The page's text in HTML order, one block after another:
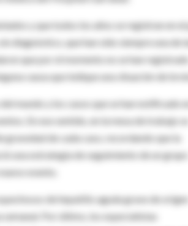
y que todos los años se registran en el
diagnóstico, que han sido siempre una de
que por el momento no se han
causa que indique una situación de
mundo y los casos que se han notificado
En ese sentido, en la mesa de trabajo
de cada caso, recordando que la
una estrategia de seguimiento de un grupo
evento.
de hepatitis aguda grave de
Por último, los especialistas